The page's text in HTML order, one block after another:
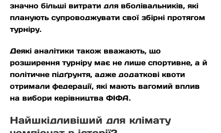
значно більші витрати для вболівальників, які
планують супроводжувати свої збірні протягом
турніру.
Деякі аналітики також вважають, що
розширення турніру має не лише спортивне, а й
політичне підґрунтя, адже додаткові квоти
отримали федерації, які мають вагомий вплив
на вибори керівництва ФІФА.
Найшкідливіший для клімату